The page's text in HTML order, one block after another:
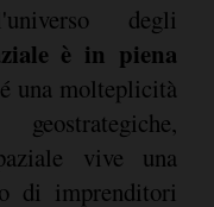
degli
è in piena
una molteplicità
vive una
di imprenditori